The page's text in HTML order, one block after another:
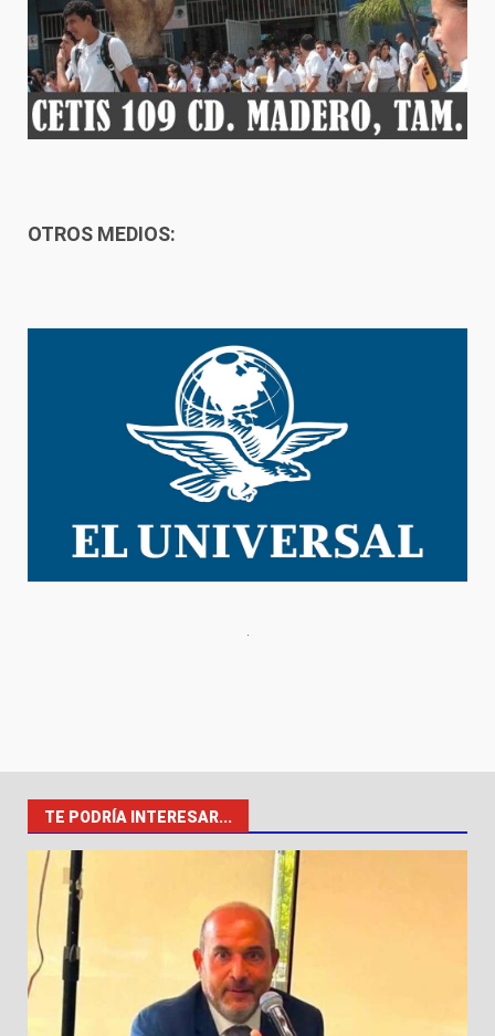
OTROS MEDIOS:
TE PODRÍA INTERESAR...